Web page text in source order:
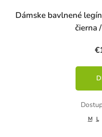
Dámske bavlnené
čierna
M L